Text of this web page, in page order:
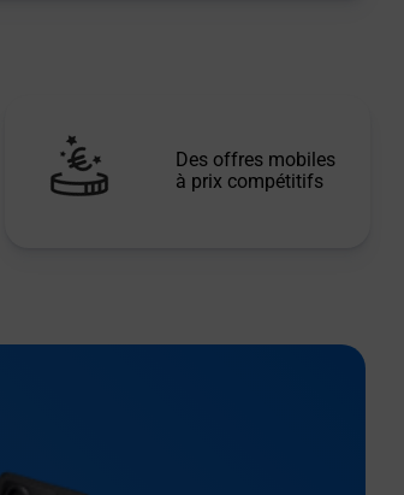
Des offres mobiles
à prix compétitifs